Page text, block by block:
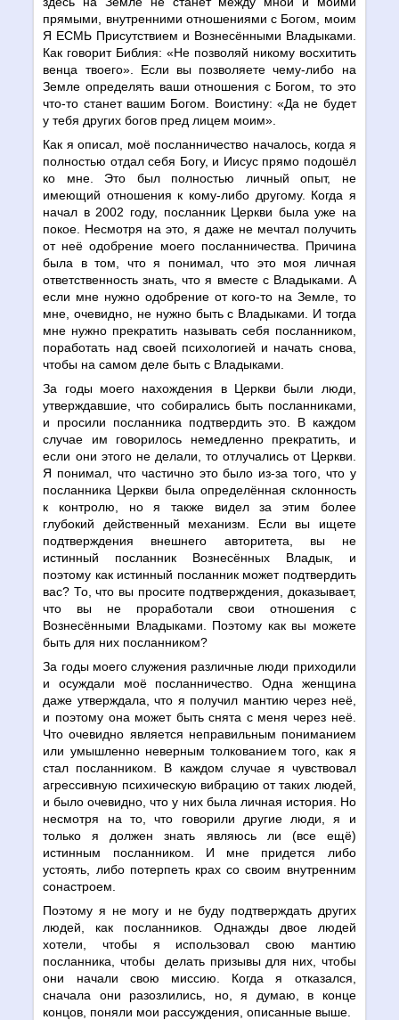
прямыми, внутренними отношениями с Богом, моим
Я ЕСМЬ Присутствием и Вознесёнными Владыками.
Как говорит Библия: «Не позволяй никому восхитить
венца твоего». Если вы позволяете чему-либо на
Земле определять ваши отношения с Богом, то это
что-то станет вашим Богом. Воистину: «Да не будет
у тебя других богов пред лицем моим».
Как я описал, моё посланничество началось, когда я
полностью отдал себя Богу, и Иисус прямо подошёл
ко мне. Это был полностью личный опыт, не
имеющий отношения к кому-либо другому. Когда я
начал в 2002 году, посланник Церкви была уже на
покое. Несмотря на это, я даже не мечтал получить
от неё одобрение моего посланничества. Причина
была в том, что я понимал, что это моя личная
ответственность знать, что я вместе с Владыками. А
если мне нужно одобрение от кого-то на Земле, то
мне, очевидно, не нужно быть с Владыками. И тогда
мне нужно прекратить называть себя посланником,
поработать над своей психологией и начать снова,
чтобы на самом деле быть с Владыками.
За годы моего нахождения в Церкви были люди,
утверждавшие, что собирались быть посланниками,
и просили посланника подтвердить это. В каждом
случае им говорилось немедленно прекратить, и
если они этого не делали, то отлучались от Церкви.
Я понимал, что частично это было из-за того, что у
посланника Церкви была определённая склонность
к контролю, но я также видел за этим более
глубокий действенный механизм. Если вы ищете
подтверждения внешнего авторитета, вы не
истинный посланник Вознесённых Владык, и
поэтому как истинный посланник может подтвердить
вас? То, что вы просите подтверждения, доказывает,
что вы не проработали свои отношения с
Вознесёнными Владыками. Поэтому как вы можете
быть для них посланником?
За годы моего служения различные люди приходили
и осуждали моё посланничество. Одна женщина
даже утверждала, что я получил мантию через неё,
и поэтому она может быть снята с меня через неё.
Что очевидно является неправильным пониманием
или умышленно неверным толкованием того, как я
стал посланником. В каждом случае я чувствовал
агрессивную психическую вибрацию от таких людей,
и было очевидно, что у них была личная история. Но
несмотря на то, что говорили другие люди, я и
только я должен знать являюсь ли (все ещё)
истинным посланником. И мне придется либо
устоять, либо потерпеть крах со своим внутренним
сонастроем.
Поэтому я не могу и не буду подтверждать других
людей, как посланников. Однажды двое людей
хотели, чтобы я использовал свою мантию
посланника, чтобы делать призывы для них, чтобы
они начали свою миссию. Когда я отказался,
сначала они разозлились, но, я думаю, в конце
концов, поняли мои рассуждения, описанные выше.